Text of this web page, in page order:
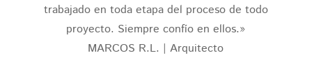
trabajado en toda etapa del proceso de todo
proyecto. Siempre confío en ellos.»
MARCOS R.L. | Arquitecto